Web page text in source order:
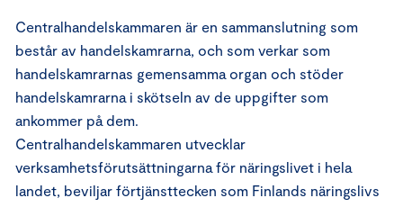
Centralhandelskammaren är en sammanslutning som
består av handelskamrarna, och som verkar som
handelskamrarnas gemensamma organ och stöder
handelskamrarna i skötseln av de uppgifter som
ankommer på dem.
Centralhandelskammaren utvecklar
verksamhetsförutsättningarna för näringslivet i hela
landet, beviljar förtjänsttecken som Finlands näringslivs